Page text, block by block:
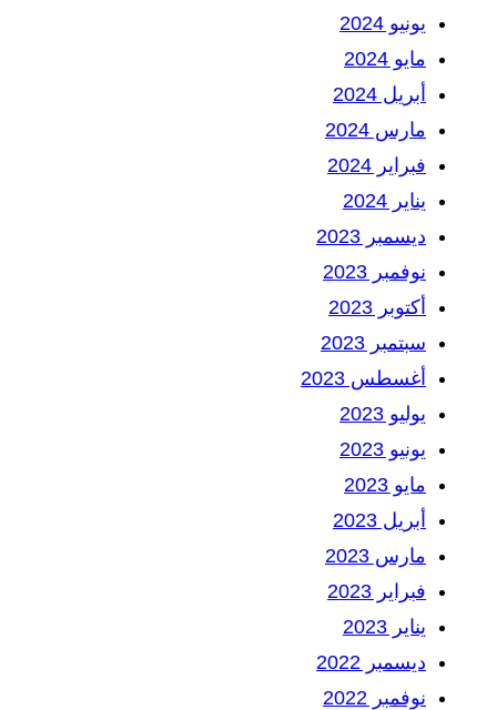
يونيو 2024
مايو 2024
أبريل 2024
مارس 2024
فبراير 2024
يناير 2024
ديسمبر 2023
نوفمبر 2023
أكتوبر 2023
سبتمبر 2023
أغسطس 2023
يوليو 2023
يونيو 2023
مايو 2023
أبريل 2023
مارس 2023
فبراير 2023
يناير 2023
ديسمبر 2022
نوفمبر 2022